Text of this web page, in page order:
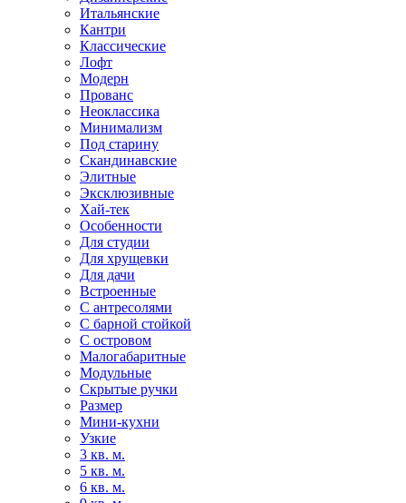
Итальянские
Кантри
Классические
Лофт
Модерн
Прованс
Неоклассика
Минимализм
Под старину
Скандинавские
Элитные
Эксклюзивные
Хай-тек
Особенности
Для студии
Для хрущевки
Для дачи
Встроенные
С антресолями
С барной стойкой
С островом
Малогабаритные
Модульные
Скрытые ручки
Размер
Мини-кухни
Узкие
3 кв. м.
5 кв. м.
6 кв. м.